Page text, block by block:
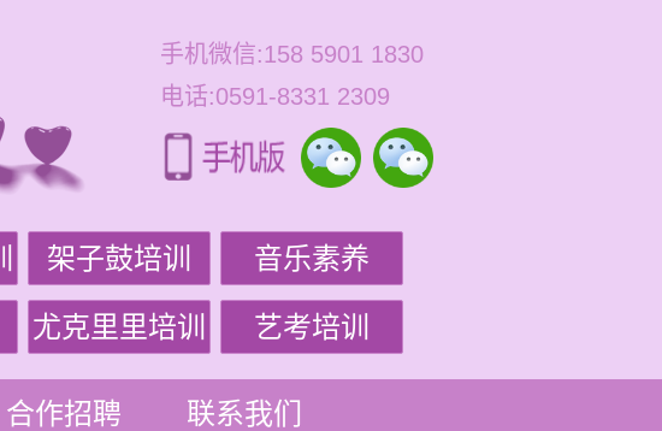
手机微信:158 5901 1830
电话:0591-8331 2309
架子鼓培训 音乐素养
尤克里里培训 艺考培训
合作招聘 联系我们